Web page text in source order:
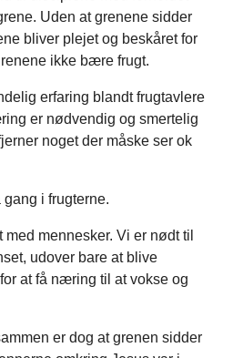
Uden at grenene sidder
bliver plejet og beskåret for
ikke bære frugt.
erfaring blandt frugtavlere
er nødvendig og smertelig
noget der måske ser ok
gang i frugterne.
mennesker. Vi er nødt til
udover bare at blive
at få næring til at vokse og
er dog at grenen sidder